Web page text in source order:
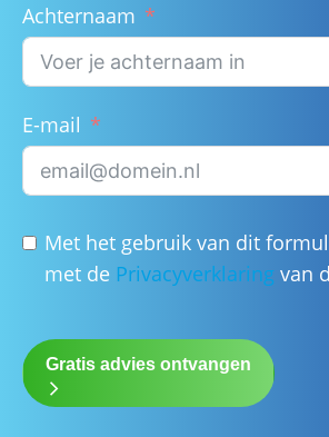
Achternaam
E-mail
Met het gebruik van dit
met de Privacyverklaring van
Gratis advies ontvangen